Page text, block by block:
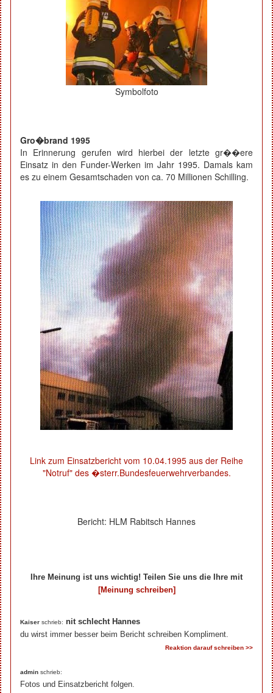
Symbolfoto
Gro�brand 1995
In Erinnerung gerufen wird hierbei der letzte gr��ere
Einsatz in den Funder-Werken im Jahr 1995. Damals kam
es zu einem Gesamtschaden von ca. 70 Millionen Schilling.
Link zum Einsatzbericht vom 10.04.1995 aus der Reihe
"Notruf" des �sterr.Bundesfeuerwehrverbandes.
Bericht: HLM Rabitsch Hannes
Ihre Meinung ist uns wichtig! Teilen Sie uns die Ihre mit
[Meinung schreiben]
Kaiser schrieb: nit schlecht Hannes
du wirst immer besser beim Bericht schreiben Kompliment.
Reaktion darauf schreiben >>
admin schrieb:
Fotos und Einsatzbericht folgen.